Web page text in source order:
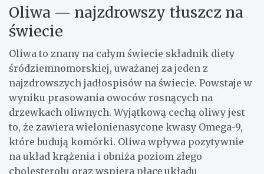
Oliwa — najzdrowszy tłuszcz na
świecie
Oliwa to znany na całym świecie składnik diety
śródziemnomorskiej, uważanej za jeden z
najzdrowszych jadłospisów na świecie. Powstaje w
wyniku prasowania owoców rosnących na
drzewkach oliwnych. Wyjątkową cechą oliwy jest
to, że zawiera wielonienasycone kwasy Omega-9,
które budują komórki. Oliwa wpływa pozytywnie
na układ krążenia i obniża poziom złego
cholesterolu oraz wspiera płacę układu